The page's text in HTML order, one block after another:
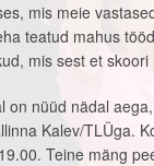
mis meie
teatud mahus
mis sest et
on nüüd nädal
Kalev/TLÜga.
Teine mäng